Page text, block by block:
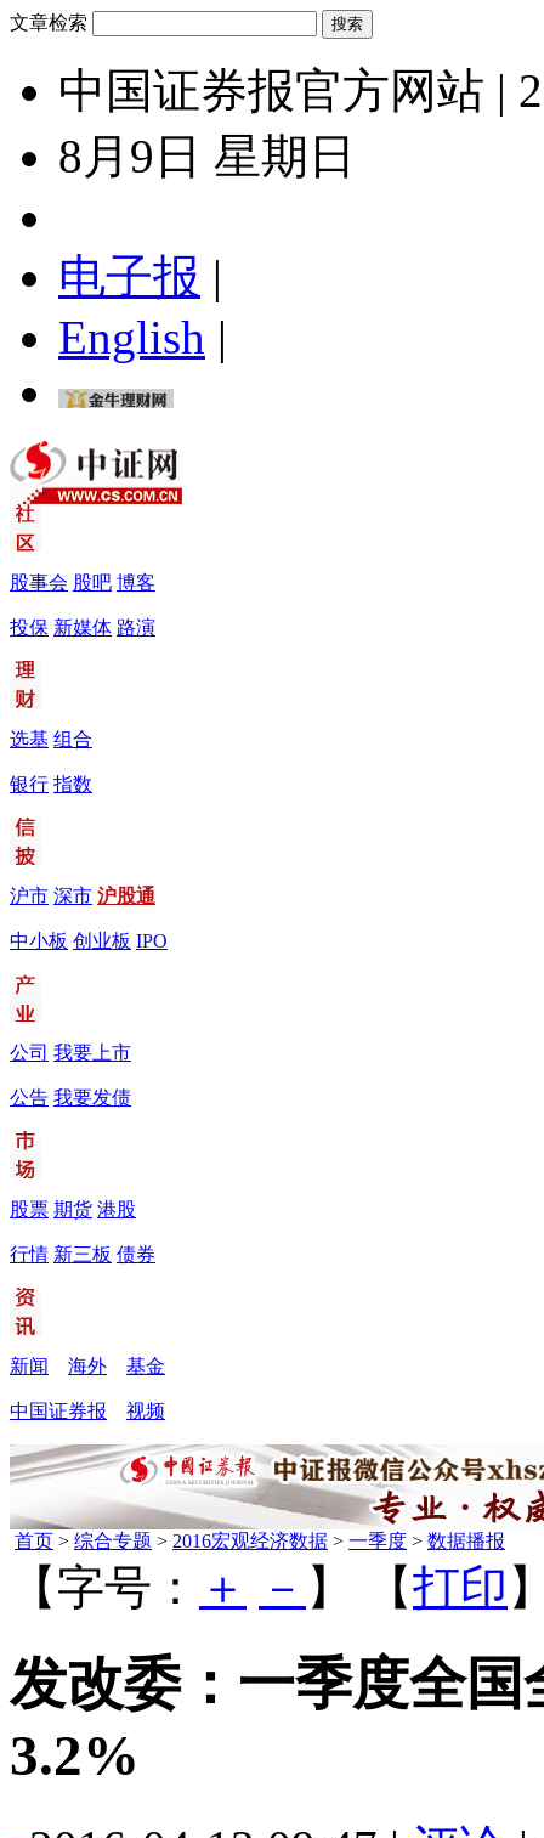
文章检索
中国证券报官方网站 |
8月9日 星期日
电子报 |
English |
股事会 股吧 博客
投保 新媒体 路演
选基 组合
银行 指数
沪市 深市 沪股通
中小板 创业板 IPO
公司 我要上市
公告 我要发债
股票 期货 港股
行情 新三板 债券
新闻 海外 基金
中国证券报 视频
首页 > 综合专题 > 2016宏观经济数据 > 一季度 > 数据播报
【字号： ＋ － 】 【打印
发改委：一季度全
3.2%